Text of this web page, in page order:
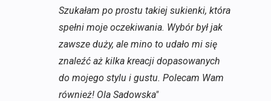
Szukałam po prostu takiej sukienki, która
spełni moje oczekiwania. Wybór był jak
zawsze duży, ale mino to udało mi się
znaleźć aż kilka kreacji dopasowanych
do mojego stylu i gustu. Polecam Wam
również! Ola Sadowska"